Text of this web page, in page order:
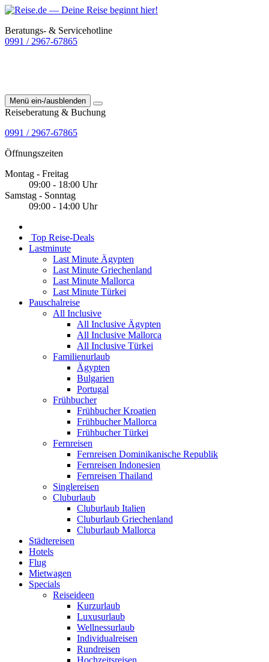
Beratungs- & Servicehotline
0991 / 2967-67865
Menü ein-/ausblenden
Reiseberatung & Buchung
0991 / 2967-67865
Öffnungszeiten
Montag - Freitag
09:00 - 18:00 Uhr
Samstag - Sonntag
09:00 - 14:00 Uhr
Top Reise-Deals
Lastminute
Last Minute Ägypten
Last Minute Griechenland
Last Minute Mallorca
Last Minute Türkei
Pauschalreise
All Inclusive
All Inclusive Ägypten
All Inclusive Mallorca
All Inclusive Türkei
Familienurlaub
Ägypten
Bulgarien
Portugal
Frühbucher
Frühbucher Kroatien
Frühbucher Mallorca
Frühbucher Türkei
Fernreisen
Fernreisen Dominikanische Republik
Fernreisen Indonesien
Fernreisen Thailand
Singlereisen
Cluburlaub
Cluburlaub Italien
Cluburlaub Griechenland
Cluburlaub Mallorca
Städtereisen
Hotels
Flug
Mietwagen
Specials
Reiseideen
Kurzurlaub
Luxusurlaub
Wellnessurlaub
Individualreisen
Rundreisen
Hochzeitsreisen